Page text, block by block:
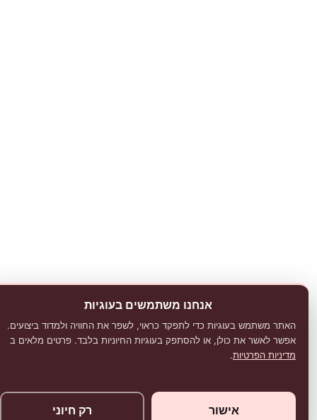
אנחנו משתמשים בעוגיות
האתר משתמש בעוגיות כדי לתפקד כראוי, לשפר את החוויה ולמדוד ביצועים.
אפשר לאשר את כולן, או להסתפק בעוגיות החיוניות בלבד. פרטים מלאים ב
מדיניות הפרטיות.
אישור רק חיוני